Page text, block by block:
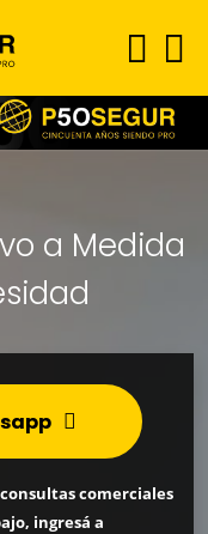
a Medida
comerciales
ingresá a